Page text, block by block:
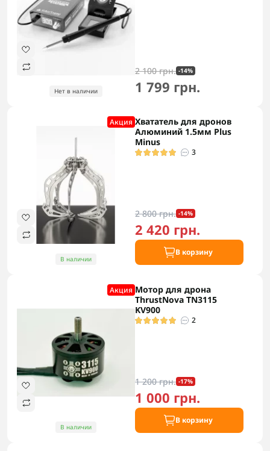
Нет в наличии
2 100 грн. -14%
1 799 грн.
Акция
В наличии
Хвататель для дронов
Алюминий 1.5мм Plus
Minus
3
2 800 грн. -14%
2 420 грн.
В корзину
Акция
В наличии
Мотор для дрона
ThrustNova TN3115
KV900
2
1 200 грн. -17%
1 000 грн.
В корзину